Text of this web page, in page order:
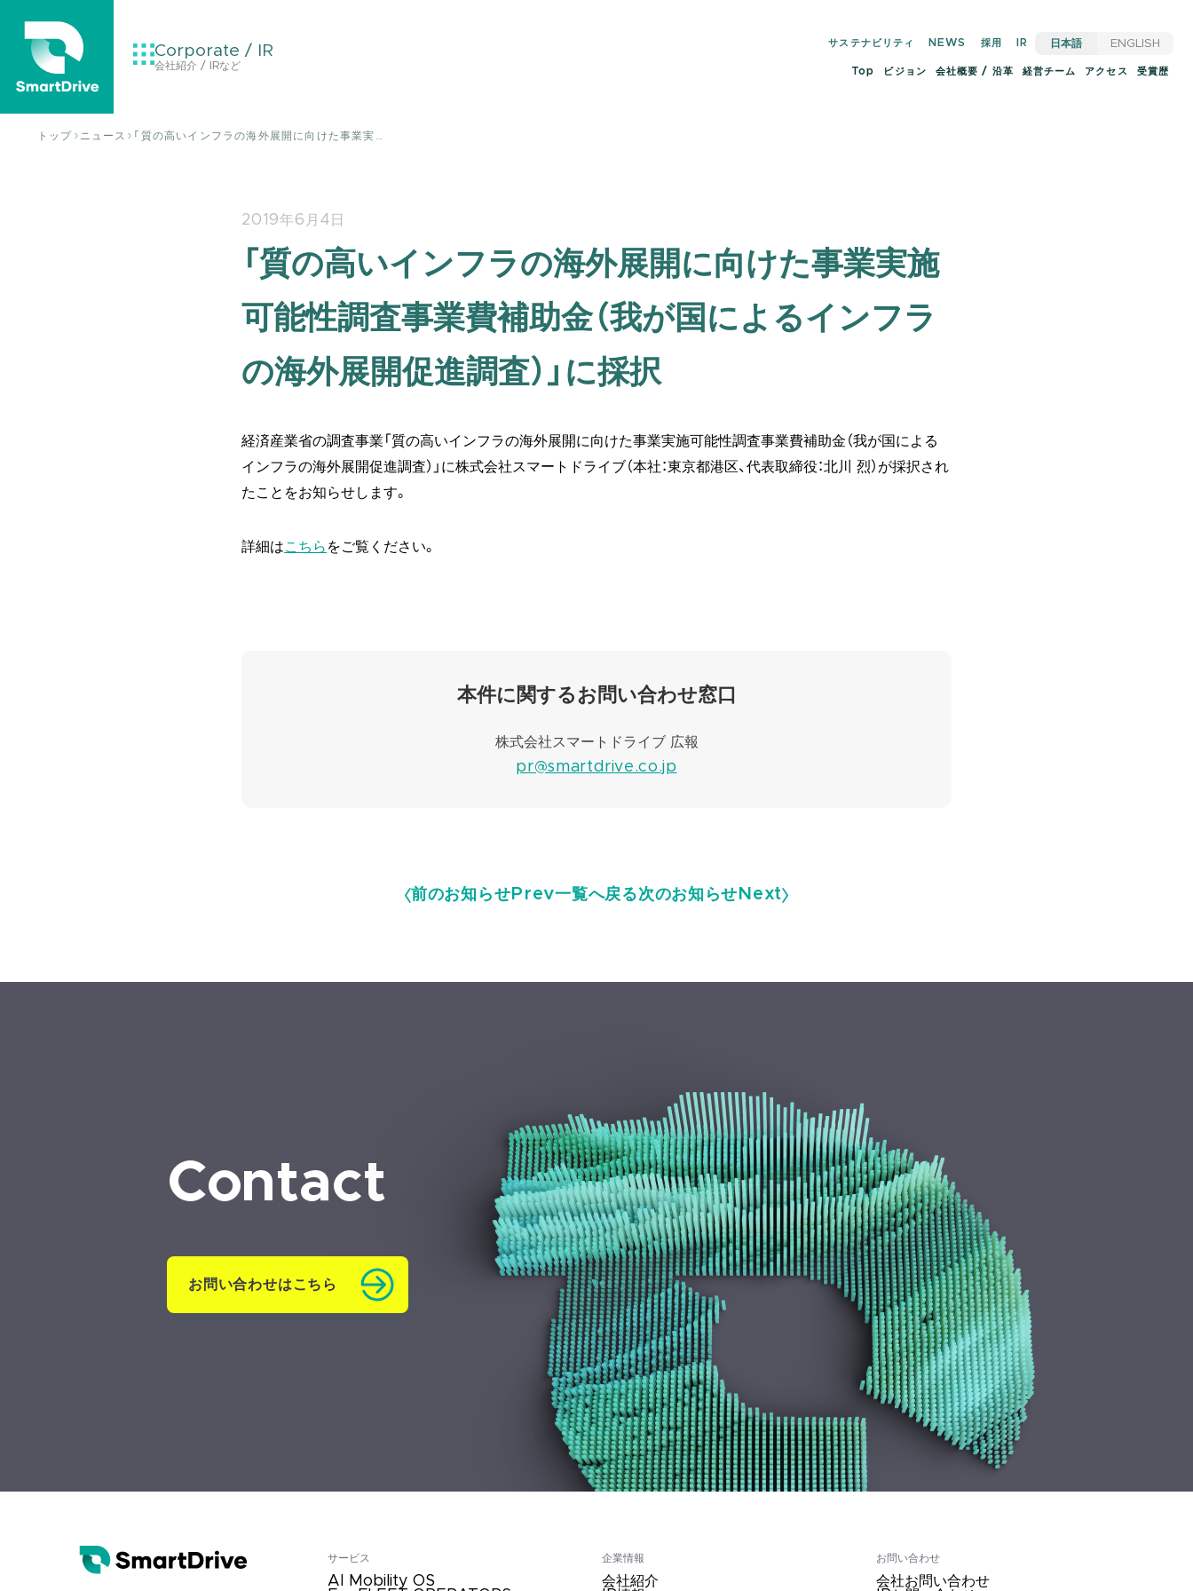
Corporate / IR
会社紹介 / IRなど
サステナビリティ NEWS 採用 IR 日本語 ENGLISH
Top ビジョン 会社概要 / 沿革 経営チーム アクセス 受賞歴
トップ ニュース 「質の高いインフラの海外展開に向けた事業実…
2019年6月4日
「質の高いインフラの海外展開に向けた事業実施
可能性調査事業費補助金（我が国によるインフラ
の海外展開促進調査）」に採択
経済産業省の調査事業「質の高いインフラの海外展開に向けた事業実施可能性調査事業費補助金（我が国による
インフラの海外展開促進調査）」に株式会社スマートドライブ（本社：東京都港区、代表取締役：北川 烈）が採択され
たことをお知らせします。
詳細はこちら をご覧ください。
本件に関するお問い合わせ窓口
株式会社スマートドライブ 広報
pr@smartdrive.co.jp
前のお知らせ Prev 次のお知らせ Next
一覧へ戻る
Contact
お問い合わせはこちら
サービス
AI Mobility OS
企業情報
会社紹介
お問い合わせ
会社お問い合わせ